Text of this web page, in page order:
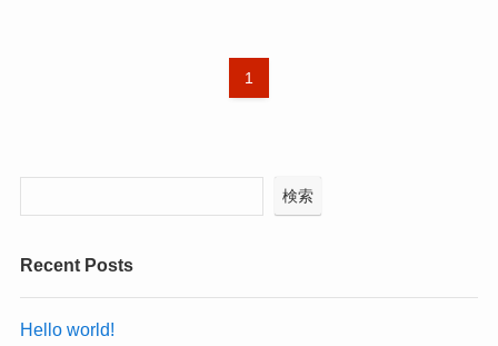
1
検索
Recent Posts
Hello world!